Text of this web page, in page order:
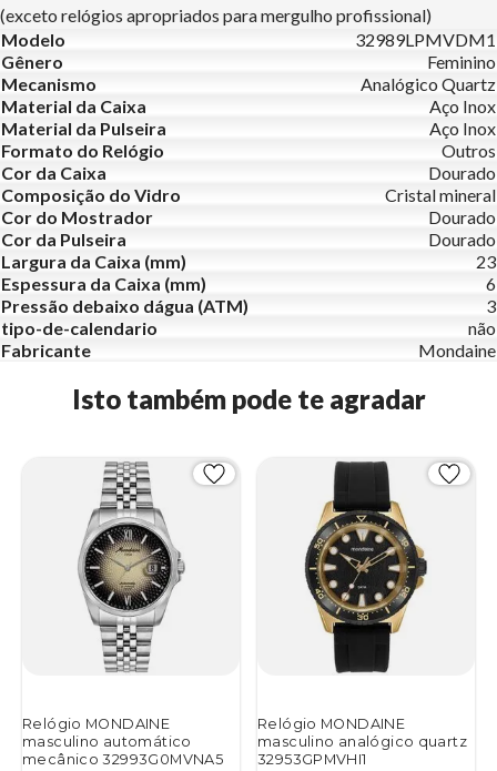
(exceto relógios apropriados para mergulho profissional)
Modelo
32989LPMVDM1
Gênero
Feminino
Mecanismo
Analógico Quartz
Material da Caixa
Aço Inox
Material da Pulseira
Aço Inox
Formato do Relógio
Outros
Cor da Caixa
Dourado
Composição do Vidro
Cristal mineral
Cor do Mostrador
Dourado
Cor da Pulseira
Dourado
Largura da Caixa (mm)
23
Espessura da Caixa (mm)
6
Pressão debaixo dágua (ATM)
3
tipo-de-calendario
não
Fabricante
Mondaine
Isto também pode te agradar
Relógio MONDAINE
masculino automático
mecânico 32993G0MVNA5
Relógio MONDAINE
masculino analógico quartz
32953GPMVHI1